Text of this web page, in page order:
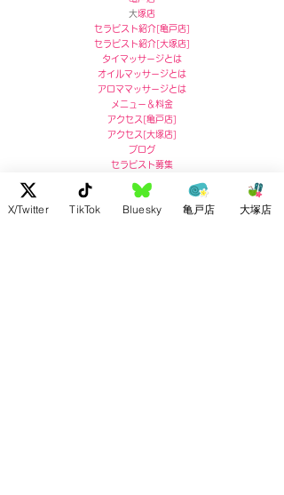
​大塚店
セラピスト紹介[亀戸店]
セラピスト紹介[大塚店]
タイマッサージとは
オイルマッサージとは
アロママッサージとは
メニュー＆料金
アクセス [亀戸店]
アクセス [大塚店]
ブログ
セラピスト募集
亀戸店 住所
X/Twitter TikTok Bluesky 亀戸店 大塚店